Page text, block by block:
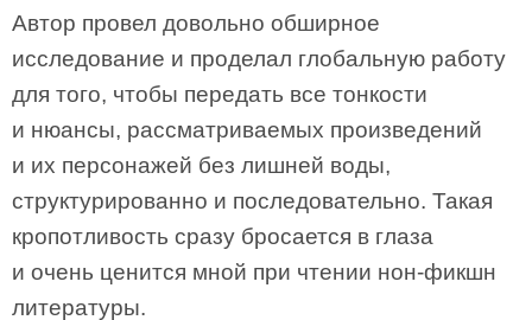
Автор провел довольно обширное
исследование и проделал глобальную работу
для того, чтобы передать все тонкости
и нюансы, рассматриваемых произведений
и их персонажей без лишней воды,
структурированно и последовательно. Такая
кропотливость сразу бросается в глаза
и очень ценится мной при чтении нон-фикшн
литературы.